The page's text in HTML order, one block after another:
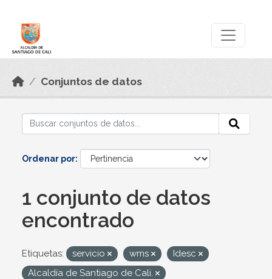
Conjuntos de datos
Ordenar por
1 conjunto de datos
encontrado
Etiquetas: servicio wms
Idesc
Alcaldía de Santiago de Cali.